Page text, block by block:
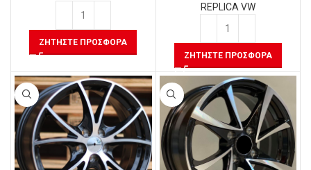
ΖΗΤΉΣΤΕ ΠΡΟΣΦΟΡΆ
REPLICA VW
ΖΗΤΉΣΤΕ ΠΡΟΣΦΟΡΆ